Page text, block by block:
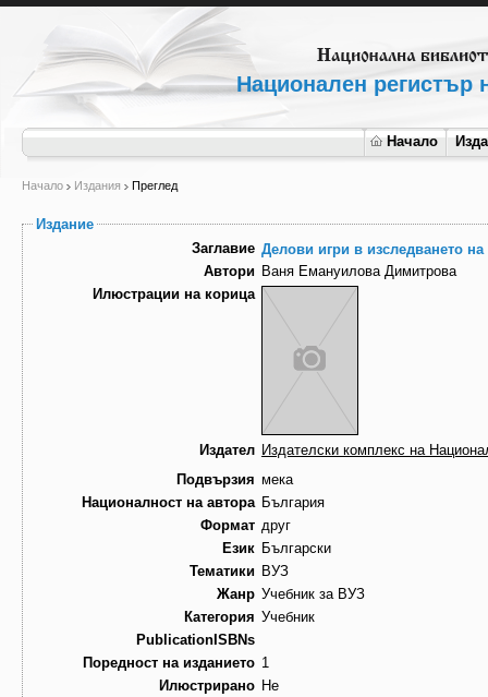
Национален регистър
Начало
Начало Издания Преглед
Издание
Заглавие Делови игри в изследването
Автори Ваня Емануилова Димитрова
Илюстрации на корица
Издател Издателски комплекс на
Подвързия мека
Националност на автора България
Формат друг
Език Български
Тематики ВУЗ
Жанр Учебник за ВУЗ
Категория Учебник
PublicationISBNs
Поредност на изданието 1
Илюстрирано Не